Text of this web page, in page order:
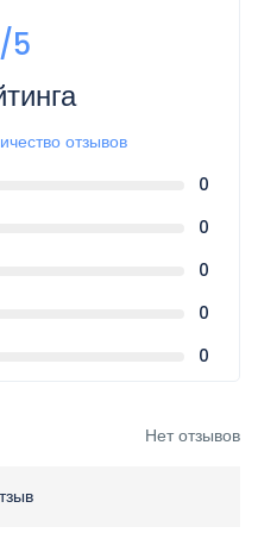
/5
отзывов
0
0
0
0
0
Нет отзывов